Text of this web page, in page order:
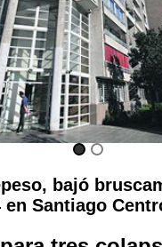
bajó
en Santiago